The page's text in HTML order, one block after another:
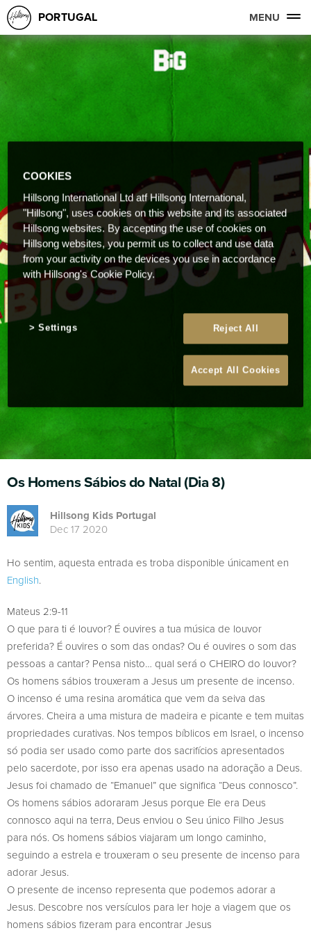
PORTUGAL MENU
Os Homens Sábios do Natal (Dia 8)
Hillsong Kids Portugal
Dec 17 2020
Ho sentim, aquesta entrada es troba disponible únicament en
English.
Mateus 2:9-11
O que para ti é louvor? É ouvires a tua música de louvor
preferida? É ouvires o som das ondas? Ou é ouvires o som das
pessoas a cantar? Pensa nisto… qual será o CHEIRO do louvor?
Os homens sábios trouxeram a Jesus um presente de incenso.
O incenso é uma resina aromática que vem da seiva das
árvores. Cheira a uma mistura de madeira e picante e tem muitas
propriedades curativas. Nos tempos bíblicos em Israel, o incenso
só podia ser usado como parte dos sacrifícios apresentados
pelo sacerdote, por isso era apenas usado na adoração a Deus.
Jesus foi chamado de “Emanuel” que significa “Deus connosco”.
Os homens sábios adoraram Jesus porque Ele era Deus
connosco aqui na terra, Deus enviou o Seu único Filho Jesus
para nós. Os homens sábios viajaram um longo caminho,
seguindo a estrela e trouxeram o seu presente de incenso para
adorar Jesus.
O presente de incenso representa que podemos adorar a
Jesus. Descobre nos versículos para ler hoje a viagem que os
homens sábios fizeram para encontrar Jesus
COOKIES
Hillsong International Ltd atf Hillsong International,
"Hillsong", uses cookies on this website and its associated
Hillsong websites. By accepting the use of cookies on
Hillsong websites, you permit us to collect and use data
from your activity on the devices you use in accordance
with Hillsong's Cookie Policy.
Reject All
Accept All Cookies
Settings